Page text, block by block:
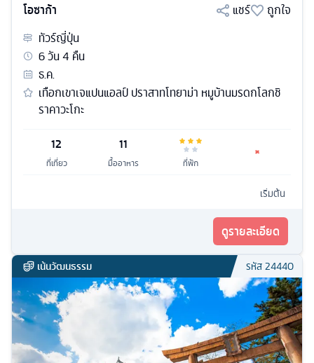
โอซาก้า แชร์
ถูกใจ
ทัวร์ญี่ปุ่น
6วัน4 คืน
ธ.ค.
เทือกเขาเจแปนแอลป์ ปราสาทโทยาม่า หมูบ้านมรดกโลกชิ
ราคาวะโกะ
12
ที่เที่ยว
11
มื้ออาหาร ที่พัก
เริ่มต้น
ดูรายละเอียด
เน้นวัฒนธรรม รหัส24440